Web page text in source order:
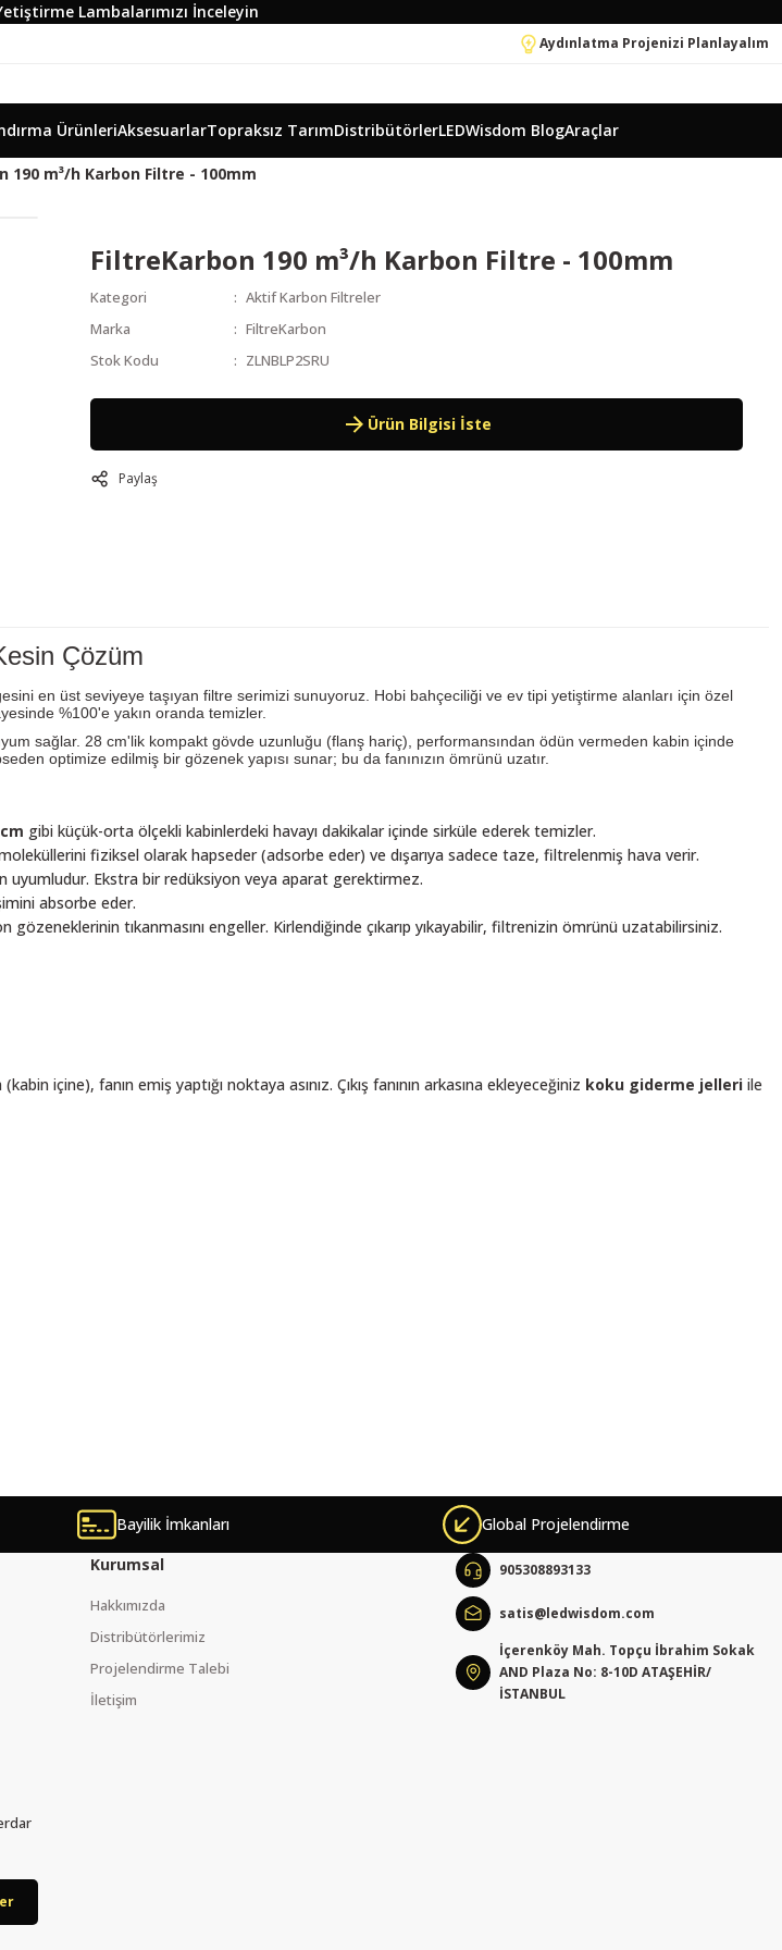
Lambalarımızı İnceleyin
Aydınlatma Projenizi Planlayalım
ÜrünleriAksesuarlarTopraksız TarımDistribütörlerLEDWisdom BlogAraçlar
190 m³/h Karbon Filtre - 100mm
FiltreKarbon 190 m³/h Karbon Filtre - 100mm
Kategori
Aktif Karbon Filtreler
Marka
FiltreKarbon
Stok Kodu
ZLNBLP2SRU
Ürün Bilgisi İste
Paylaş
Çözüm
en üst seviyeye taşıyan filtre serimizi sunuyoruz. Hobi bahçeciliği ve ev tipi yetiştirme alanları için özel
%100'e yakın oranda temizler.
sağlar. 28 cm'lik kompakt gövde uzunluğu (flanş hariç), performansından ödün vermeden kabin içinde
optimize edilmiş bir gözenek yapısı sunar; bu da fanınızın ömrünü uzatır.
gibi küçük-orta ölçekli kabinlerdeki havayı dakikalar içinde sirküle ederek temizler.
fiziksel olarak hapseder (adsorbe eder) ve dışarıya sadece taze, filtrelenmiş hava verir.
Ekstra bir redüksiyon veya aparat gerektirmez.
absorbe eder.
tıkanmasını engeller. Kirlendiğinde çıkarıp yıkayabilir, filtrenizin ömrünü uzatabilirsiniz.
içine), fanın emiş yaptığı noktaya asınız. Çıkış fanının arkasına ekleyeceğiniz koku giderme jelleri ile
Bayilik İmkanları Global Projelendirme
Kurumsal
Hakkımızda
Distribütörlerimiz
Projelendirme Talebi
İletişim
905308893133
satis@ledwisdom.com
İçerenköy Mah. Topçu İbrahim Sokak
AND Plaza No: 8-10D ATAŞEHİR/
İSTANBUL